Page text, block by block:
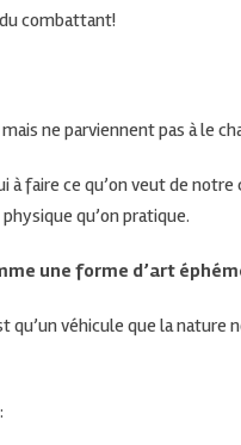
combattant!
ne parviennent pas à le
à faire ce qu’on veut de
qu’on pratique.
une forme d’art
véhicule que la nature